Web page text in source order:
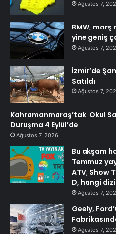
Ağustos 7,
BMW, marş
yine geniş
Ağustos 7,
İzmir’de
Satıldı
Ağustos 7,
Kahramanmaraş’taki Okul
Duruşma 4 Eylül’de
Ağustos 7, 2026
Bu akşam
Temmuz
ATV, Show
D, hangi
Ağustos 7,
Geely,
Ağustos 7,